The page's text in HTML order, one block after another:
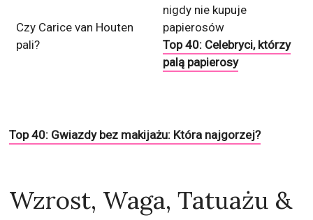
Czy Carice van Houten
pali?
nigdy nie kupuje
papierosów
Top 40: Celebryci, którzy
palą papierosy
Top 40: Gwiazdy bez makijażu: Która najgorzej?
Wzrost, Waga, Tatuażu &